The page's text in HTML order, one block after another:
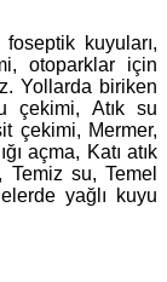
kuyuları,
otoparklar için
Yollarda biriken
çekimi, Atık su
çekimi, Mermer,
açma, Katı atık
su, Temel
yağlı kuyu